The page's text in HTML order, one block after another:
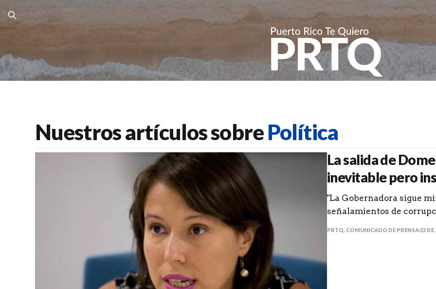
Nuestros artículos sobrePolítica
La salida de
inevitable pero
"La Gobernadora sigue
señalamientos de
PRTQ, COMUNICADO DE PRENSA22 DE